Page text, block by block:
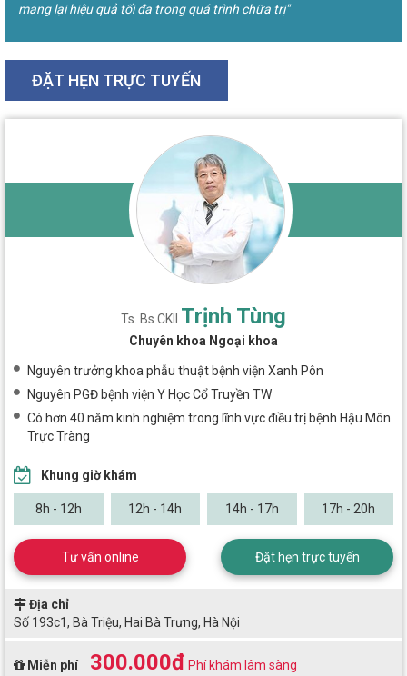
mang lại hiệu quả tối đa trong quá trình chữa trị"
ĐẶT HẸN TRỰC TUYẾN
Ts. Bs CKII Trịnh Tùng
Chuyên khoa Ngoại khoa
Nguyên trưởng khoa phẫu thuật bệnh viện Xanh Pôn
Nguyên PGĐ bệnh viện Y Học Cổ Truyền TW
Có hơn 40 năm kinh nghiệm trong lĩnh vực điều trị bệnh Hậu Môn
Trực Tràng
Khung giờ khám
8h - 12h 12h - 14h 14h - 17h 17h - 20h
Tư vấn online Đặt hẹn trực tuyến
Địa chỉ
Số 193c1, Bà Triệu, Hai Bà Trưng, Hà Nội
Miễn phí 300.000đ Phí khám lâm sàng